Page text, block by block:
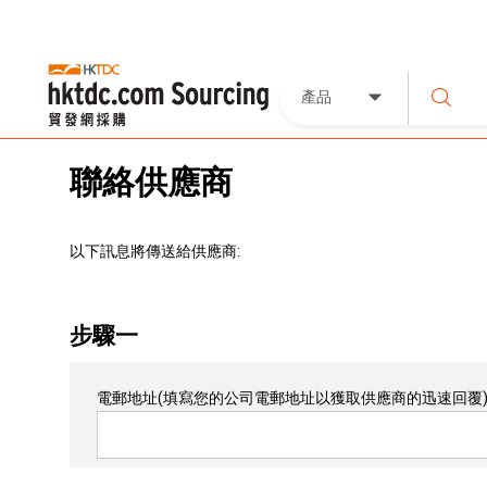
產品
聯絡供應商
以下訊息將傳送給供應商:
步驟一
電郵地址(填寫您的公司電郵地址以獲取供應商的迅速回覆)